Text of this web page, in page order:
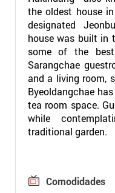
the oldest house
designated
house was built in
some of the
Sarangchae
and a living room,
Byeoldangchae
tea room space.
while
traditional garden.
Comodidades